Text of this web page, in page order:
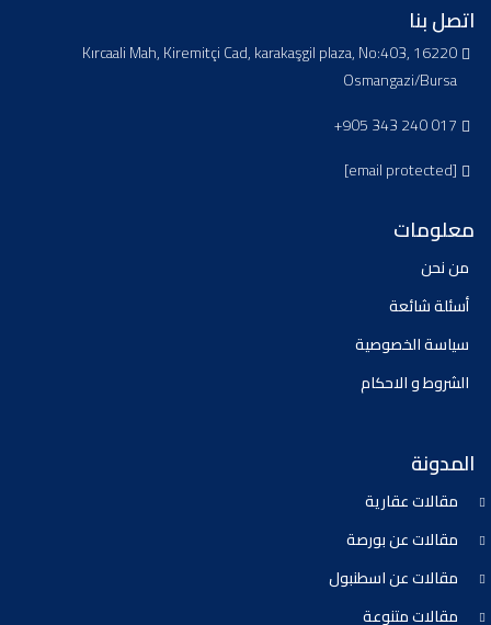
اتصل بنا
Kırcaali Mah, Kiremitçi Cad, karakaşgil plaza, No:403, 16220
Osmangazi/Bursa
+905 343 240 017
[email protected]
معلومات
من نحن
أسئلة شائعة
سياسة الخصوصية
الشروط و الاحكام
المدونة
مقالات عقارية
مقالات عن بورصة
مقالات عن اسطنبول
مقالات متنوعة